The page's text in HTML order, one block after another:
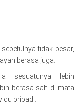
tidak besar,
berasa juga.
sesuatunya lebih
berasa sah di mata
pribadi.